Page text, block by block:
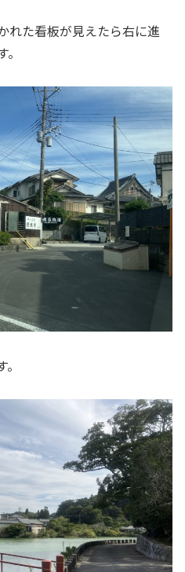
れた看板が見えたら右に進